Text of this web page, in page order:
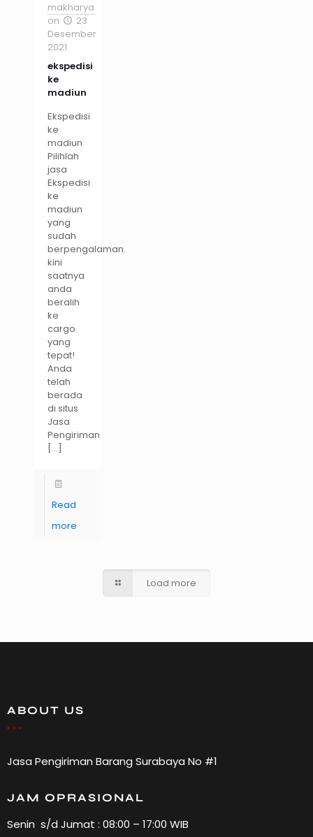
makharya
on
23
Desember
2021
ekspedisi
ke
madiun
Ekspedisi
ke
madiun
Pilihlah
jasa
Ekspedisi
ke
madiun
yang
sudah
berpengalaman.
kini
saatnya
anda
beralih
ke
cargo
yang
tepat!
Anda
telah
berada
di situs
Jasa
Pengiriman
[…]
Read
more
Load more
ABOUT US
Jasa Pengiriman Barang Surabaya No #1
JAM OPRASIONAL
Senin s/d Jumat : 08:00 – 17:00 WIB